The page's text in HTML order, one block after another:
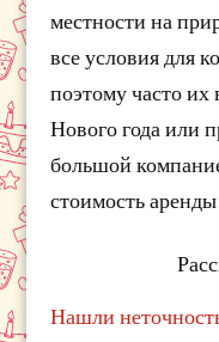
местности на
все условия для
поэтому часто
Нового года или
большой
стоимость
Нашли